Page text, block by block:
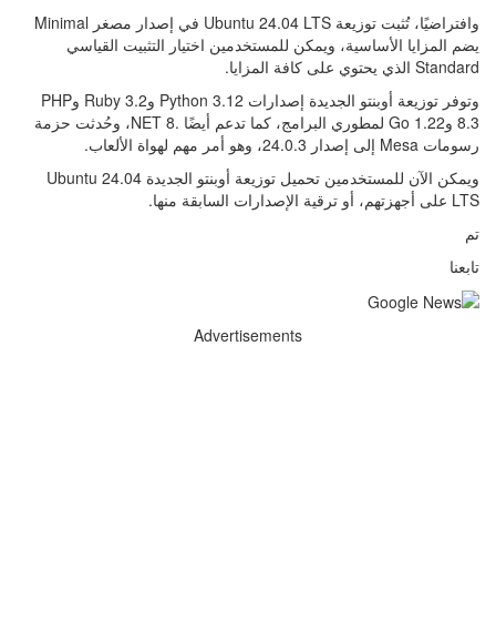
وافتراضيًا، تُثبت توزيعة Ubuntu 24.04 LTS في إصدار مصغر Minimal
يضم المزايا الأساسية، ويمكن للمستخدمين اختيار التثبيت القياسي
Standard الذي يحتوي على كافة المزايا.
وتوفر توزيعة أوبنتو الجديدة إصدارات Python 3.12 وRuby 3.2 وPHP
8.3 وGo 1.22 لمطوري البرامج، كما تدعم أيضًا .NET 8، وحُدثت حزمة
رسومات Mesa إلى إصدار 24.0.3، وهو أمر مهم لهواة الألعاب.
ويمكن الآن للمستخدمين تحميل توزيعة أوبنتو الجديدة Ubuntu 24.04
LTS على أجهزتهم، أو ترقية الإصدارات السابقة منها.
تم
تابعنا
Advertisements